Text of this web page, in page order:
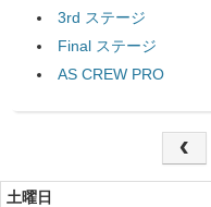
3rd ステージ
Final ステージ
AS CREW PRO
土曜日